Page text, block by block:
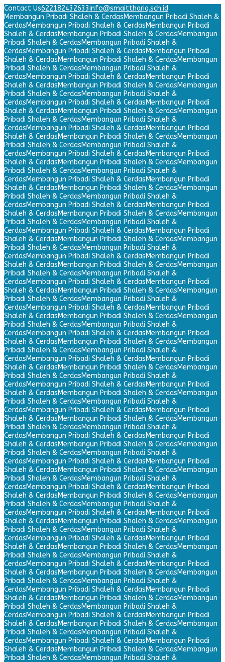
Contact Us622182432633info@smaitthariq.sch.id
Membangun Pribadi Shaleh & CerdasMembangun Pribadi Shaleh &
CerdasMembangun Pribadi Shaleh & CerdasMembangun Pribadi
Shaleh & CerdasMembangun Pribadi Shaleh & CerdasMembangun
Pribadi Shaleh & CerdasMembangun Pribadi Shaleh &
CerdasMembangun Pribadi Shaleh & CerdasMembangun Pribadi
Shaleh & CerdasMembangun Pribadi Shaleh & CerdasMembangun
Pribadi Shaleh & CerdasMembangun Pribadi Shaleh &
CerdasMembangun Pribadi Shaleh & CerdasMembangun Pribadi
Shaleh & CerdasMembangun Pribadi Shaleh & CerdasMembangun
Pribadi Shaleh & CerdasMembangun Pribadi Shaleh &
CerdasMembangun Pribadi Shaleh & CerdasMembangun Pribadi
Shaleh & CerdasMembangun Pribadi Shaleh & CerdasMembangun
Pribadi Shaleh & CerdasMembangun Pribadi Shaleh &
CerdasMembangun Pribadi Shaleh & CerdasMembangun Pribadi
Shaleh & CerdasMembangun Pribadi Shaleh & CerdasMembangun
Pribadi Shaleh & CerdasMembangun Pribadi Shaleh &
CerdasMembangun Pribadi Shaleh & CerdasMembangun Pribadi
Shaleh & CerdasMembangun Pribadi Shaleh & CerdasMembangun
Pribadi Shaleh & CerdasMembangun Pribadi Shaleh &
CerdasMembangun Pribadi Shaleh & CerdasMembangun Pribadi
Shaleh & CerdasMembangun Pribadi Shaleh & CerdasMembangun
Pribadi Shaleh & CerdasMembangun Pribadi Shaleh &
CerdasMembangun Pribadi Shaleh & CerdasMembangun Pribadi
Shaleh & CerdasMembangun Pribadi Shaleh & CerdasMembangun
Pribadi Shaleh & CerdasMembangun Pribadi Shaleh &
CerdasMembangun Pribadi Shaleh & CerdasMembangun Pribadi
Shaleh & CerdasMembangun Pribadi Shaleh & CerdasMembangun
Pribadi Shaleh & CerdasMembangun Pribadi Shaleh &
CerdasMembangun Pribadi Shaleh & CerdasMembangun Pribadi
Shaleh & CerdasMembangun Pribadi Shaleh & CerdasMembangun
Pribadi Shaleh & CerdasMembangun Pribadi Shaleh &
CerdasMembangun Pribadi Shaleh & CerdasMembangun Pribadi
Shaleh & CerdasMembangun Pribadi Shaleh & CerdasMembangun
Pribadi Shaleh & CerdasMembangun Pribadi Shaleh &
CerdasMembangun Pribadi Shaleh & CerdasMembangun Pribadi
Shaleh & CerdasMembangun Pribadi Shaleh & CerdasMembangun
Pribadi Shaleh & CerdasMembangun Pribadi Shaleh &
CerdasMembangun Pribadi Shaleh & CerdasMembangun Pribadi
Shaleh & CerdasMembangun Pribadi Shaleh & CerdasMembangun
Pribadi Shaleh & CerdasMembangun Pribadi Shaleh &
CerdasMembangun Pribadi Shaleh & CerdasMembangun Pribadi
Shaleh & CerdasMembangun Pribadi Shaleh & CerdasMembangun
Pribadi Shaleh & CerdasMembangun Pribadi Shaleh &
CerdasMembangun Pribadi Shaleh & CerdasMembangun Pribadi
Shaleh & CerdasMembangun Pribadi Shaleh & CerdasMembangun
Pribadi Shaleh & CerdasMembangun Pribadi Shaleh &
CerdasMembangun Pribadi Shaleh & CerdasMembangun Pribadi
Shaleh & CerdasMembangun Pribadi Shaleh & CerdasMembangun
Pribadi Shaleh & CerdasMembangun Pribadi Shaleh &
CerdasMembangun Pribadi Shaleh & CerdasMembangun Pribadi
Shaleh & CerdasMembangun Pribadi Shaleh & CerdasMembangun
Pribadi Shaleh & CerdasMembangun Pribadi Shaleh &
CerdasMembangun Pribadi Shaleh & CerdasMembangun Pribadi
Shaleh & CerdasMembangun Pribadi Shaleh & CerdasMembangun
Pribadi Shaleh & CerdasMembangun Pribadi Shaleh &
CerdasMembangun Pribadi Shaleh & CerdasMembangun Pribadi
Shaleh & CerdasMembangun Pribadi Shaleh & CerdasMembangun
Pribadi Shaleh & CerdasMembangun Pribadi Shaleh &
CerdasMembangun Pribadi Shaleh & CerdasMembangun Pribadi
Shaleh & CerdasMembangun Pribadi Shaleh & CerdasMembangun
Pribadi Shaleh & CerdasMembangun Pribadi Shaleh &
CerdasMembangun Pribadi Shaleh & CerdasMembangun Pribadi
Shaleh & CerdasMembangun Pribadi Shaleh & CerdasMembangun
Pribadi Shaleh & CerdasMembangun Pribadi Shaleh &
CerdasMembangun Pribadi Shaleh & CerdasMembangun Pribadi
Shaleh & CerdasMembangun Pribadi Shaleh & CerdasMembangun
Pribadi Shaleh & CerdasMembangun Pribadi Shaleh &
CerdasMembangun Pribadi Shaleh & CerdasMembangun Pribadi
Shaleh & CerdasMembangun Pribadi Shaleh & CerdasMembangun
Pribadi Shaleh & CerdasMembangun Pribadi Shaleh &
CerdasMembangun Pribadi Shaleh & CerdasMembangun Pribadi
Shaleh & CerdasMembangun Pribadi Shaleh & CerdasMembangun
Pribadi Shaleh & CerdasMembangun Pribadi Shaleh &
CerdasMembangun Pribadi Shaleh & CerdasMembangun Pribadi
Shaleh & CerdasMembangun Pribadi Shaleh & CerdasMembangun
Pribadi Shaleh & CerdasMembangun Pribadi Shaleh &